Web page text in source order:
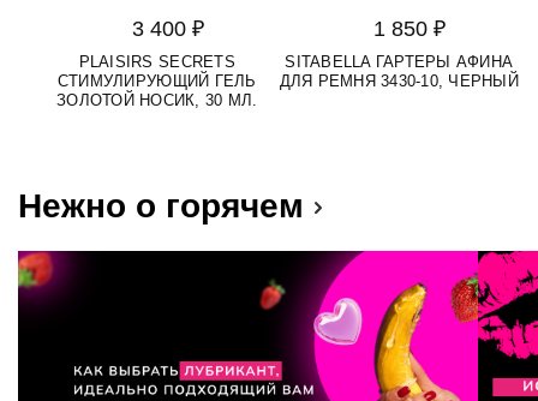
3 400 ₽
PLAISIRS SECRETS
СТИМУЛИРУЮЩИЙ ГЕЛЬ
ЗОЛОТОЙ НОСИК, 30 МЛ.
1 850 ₽
SITABELLA ГАРТЕРЫ АФИНА
ДЛЯ РЕМНЯ 3430-10, ЧЕРНЫЙ
Нежно о горячем